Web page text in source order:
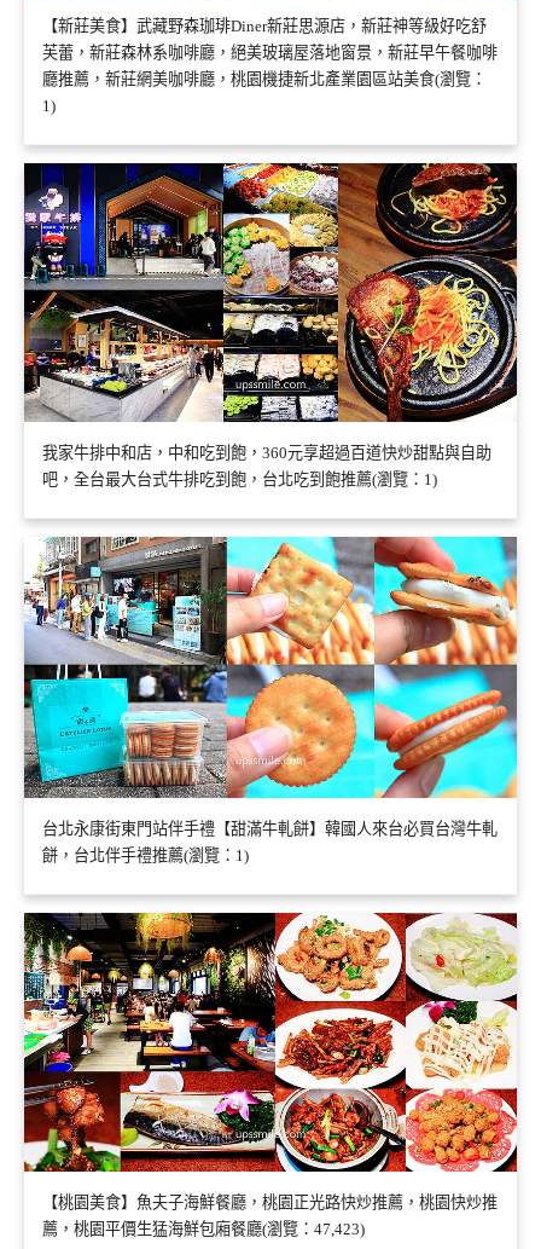
【新莊美食】武藏野森珈琲Diner新莊思源店，新莊神等級好吃舒
芙蕾，新莊森林系咖啡廳，絕美玻璃屋落地窗景，新莊早午餐咖啡
廳推薦，新莊網美咖啡廳，桃園機捷新北產業園區站美食(瀏覽：
1)
我家牛排中和店，中和吃到飽，360元享超過百道快炒甜點與自助
吧，全台最大台式牛排吃到飽，台北吃到飽推薦(瀏覽：1)
台北永康街東門站伴手禮【甜滿牛軋餅】韓國人來台必買台灣牛軋
餅，台北伴手禮推薦(瀏覽：1)
【桃園美食】魚夫子海鮮餐廳，桃園正光路快炒推薦，桃園快炒推
薦，桃園平價生猛海鮮包廂餐廳(瀏覽：47,423)